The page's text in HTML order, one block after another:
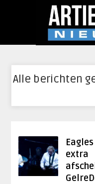
Alle berichten
extra